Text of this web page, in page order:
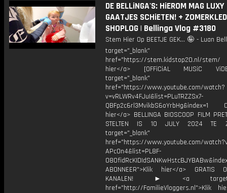
DE BELLiNGA'S: HiEROM MAG LUXY
GAATJES SCHiETEN! +
SHOPLOG | Bellinga Vlog #3180
Stem Hier Op BEETJE GEK... 🤪 - Luan
target="_blank"
href="https://stem.kidstop20.nl/
hier</a> [OFFiCiAL MUSiC
target="_blank"
href="https://www.youtube.com/watch?
v=vRLWRv4FJuI&list=PLuTRZZSx7-
QBFp2c6rl3MvikbS6oYrbHg&index=1
hier</a> BELLINGA BIOSCOOP FILM
STELTEN IS 10 JULY 2024 TE
target="_blank"
href="https://www.youtube.com/
APcOn4&list=PL8F-
ABONNEER">Klik hier</a> GRATIS
KANALEN! ► <a
href="http://FamilieVloggers.nl">Klik